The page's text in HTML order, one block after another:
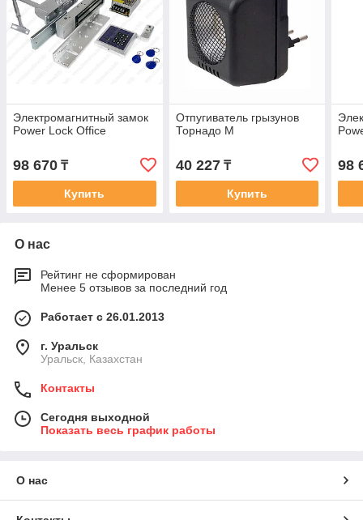
Электромагнитный замок
Power Lock Office
98 670 ₸
Купить
Отпугиватель грызунов
Торнадо М
40 227₸
Купить
98
О нас
Рейтинг не сформирован
Менее 5 отзывов за последний год
Работает с 26.01.2013
г. Уральск
Уральск, Казахстан
Контакты
Сегодня выходной
Показать весь график работы
О нас